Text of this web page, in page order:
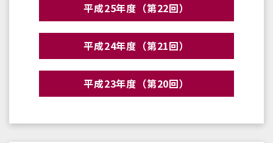
平成25年度（第22回）
平成24年度（第21回）
平成23年度（第20回）